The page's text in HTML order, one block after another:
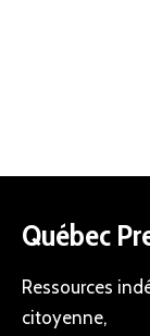
Québec
Ressources
citoyenne,